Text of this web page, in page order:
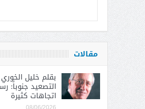
مقالات
بقلم خليل
التصعيد جنوباً:
اتجاهات كثيرة
08/06/2026